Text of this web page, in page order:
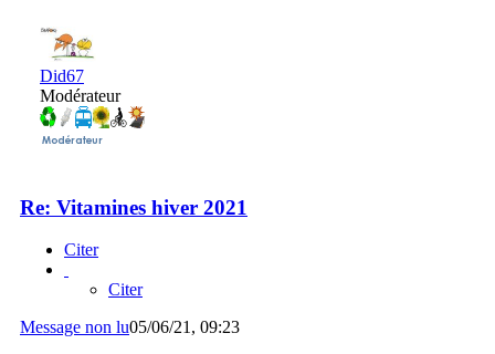
Did67
Modérateur
Re: Vitamines hiver 2021
Citer
Citer
Message non lu05/06/21, 09:23